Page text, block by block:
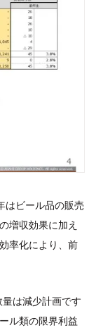
はビール品の販売
増収効果に加え
率化により、前
は減少計画です
ル類の限界利益